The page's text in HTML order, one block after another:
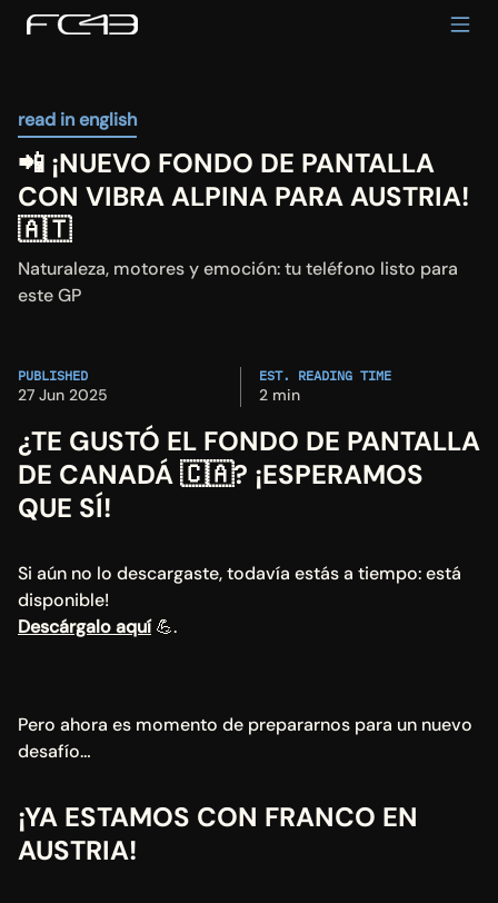
read in english
📲 ¡NUEVO FONDO DE PANTALLA
CON VIBRA ALPINA PARA AUSTRIA!
🇦🇹
Naturaleza, motores y emoción: tu teléfono listo para
este GP
PUBLISHED
27 Jun 2025
EST. READING TIME
2 min
¿TE GUSTÓ EL FONDO DE PANTALLA
DE CANADÁ 🇨🇦? ¡ESPERAMOS
QUE SÍ!
Si aún no lo descargaste, todavía estás a tiempo: está
disponible!
Descárgalo aquí 💪.
Pero ahora es momento de prepararnos para un nuevo
desafío…
¡YA ESTAMOS CON FRANCO EN
AUSTRIA!